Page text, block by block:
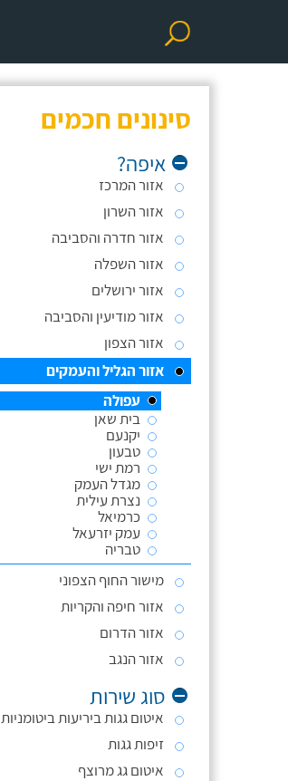
סינונים חכמים
איפה?
אזור המרכז
אזור השרון
אזור חדרה והסביבה
אזור השפלה
אזור ירושלים
אזור מודיעין והסביבה
אזור הצפון
אזור הגליל והעמקים
עפולה
בית שאן
יקנעם
טבעון
רמת ישי
מגדל העמק
נצרת עילית
כרמיאל
עמק יזרעאל
טבריה
מישור החוף הצפוני
אזור חיפה והקריות
אזור הדרום
אזור הנגב
סוג שירות
איטום גגות ביריעות ביטומניות
זיפות גגות
איטום גג מרוצף